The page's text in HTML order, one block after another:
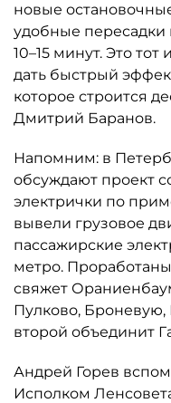
новые
удобные пересадки
10–15 минут. Это
дать быстрый
которое строится
Дмитрий Баранов.
Напомним: в
обсуждают проект
электрички по
вывели грузовое
пассажирские
метро.
свяжет
Пулково, Броневую,
второй объединит
Андрей Горев
Исполком